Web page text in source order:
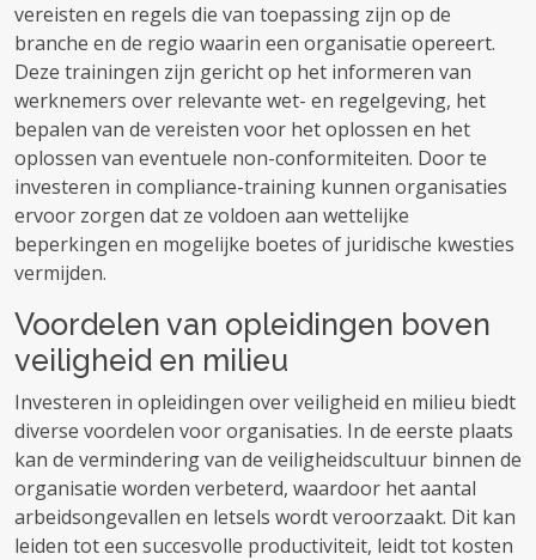
vereisten en regels die van toepassing zijn op de
branche en de regio waarin een organisatie opereert.
Deze trainingen zijn gericht op het informeren van
werknemers over relevante wet- en regelgeving, het
bepalen van de vereisten voor het oplossen en het
oplossen van eventuele non-conformiteiten. Door te
investeren in compliance-training kunnen organisaties
ervoor zorgen dat ze voldoen aan wettelijke
beperkingen en mogelijke boetes of juridische kwesties
vermijden.
Voordelen van opleidingen boven
veiligheid en milieu
Investeren in opleidingen over veiligheid en milieu biedt
diverse voordelen voor organisaties. In de eerste plaats
kan de vermindering van de veiligheidscultuur binnen de
organisatie worden verbeterd, waardoor het aantal
arbeidsongevallen en letsels wordt veroorzaakt. Dit kan
leiden tot een succesvolle productiviteit, leidt tot kosten